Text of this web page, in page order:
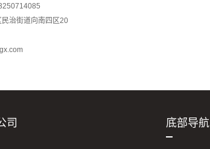
治街道向南四区20
司 底部导航